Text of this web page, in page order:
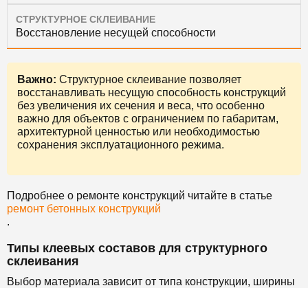
СТРУКТУРНОЕ СКЛЕИВАНИЕ
Восстановление несущей способности
Важно: Структурное склеивание позволяет
восстанавливать несущую способность конструкций
без увеличения их сечения и веса, что особенно
важно для объектов с ограничением по габаритам,
архитектурной ценностью или необходимостью
сохранения эксплуатационного режима.
Подробнее о ремонте конструкций читайте в статье
ремонт бетонных конструкций
.
Типы клеевых составов для структурного
склеивания
Выбор материала зависит от типа конструкции, ширины